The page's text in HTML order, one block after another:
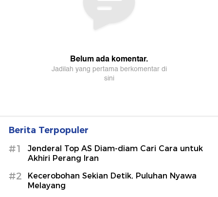
Berita Terpopuler
#1
Jenderal Top AS Diam-diam Cari Cara untuk
Akhiri Perang Iran
#2
Kecerobohan Sekian Detik, Puluhan Nyawa
Melayang